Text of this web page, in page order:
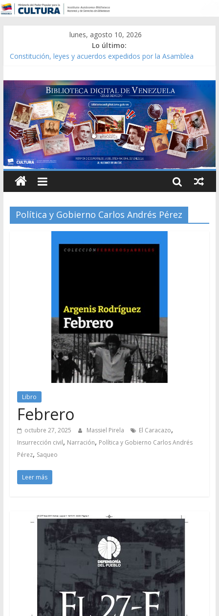
lunes, agosto 10, 2026
Lo último:
Constitución, leyes y acuerdos expedidos por la Asamblea
Modesta Bor Sánchez [material gráfico]
Gaceta Oficial de la República de Venezuela año CXXXIII Mes V,
Caracas 09 de marzo de 2006 N° 38.394
Catálogo temático de obras de Modesta Bor
Política y Gobierno Carlos Andrés Pérez
Libro
Febrero
octubre 27, 2025 Massiel Pirela El Caracazo,
Insurrección civil, Narración, Política y Gobierno Carlos Andrés
Pérez, Saqueo
Leer más